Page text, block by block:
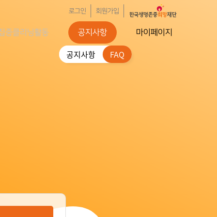
로그인 회원가입
중클리닝활동 공지사항
공지사항 FAQ
마이페이지